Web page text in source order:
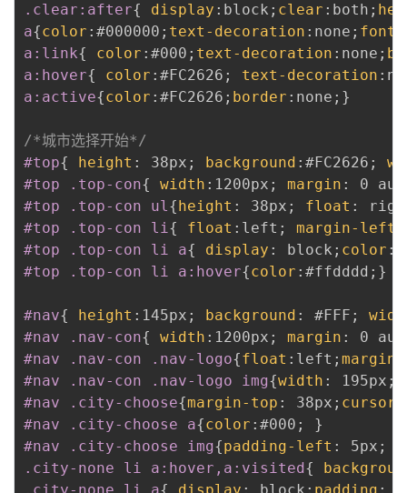
.clear:after{ display : block ; clear : both ;
a{color : #000000 ; text-decoration : none ;
a:link{ color : #000 ; text-decoration : none ;
a:hover{ color : #FC2626 ; text-decoration :
a:active{color : #FC2626 ; border : none ; }
/*城市选择开始*/
#top{ height : 38px ; background : #FC2626 ;
#top .top-con{ width : 1200px ; margin :
0
#top .top-con ul{ height : 38px ; float :
#top .top-con li{ float : left ; margin-left
#top .top-con li a{ display : block ; color :
#top .top-con li a:hover{color : #ffdddd ; }
#nav{ height : 145px ; background : #FFF ;
#nav .nav-con{ width : 1200px ; margin :
0
#nav .nav-con .nav-logo{float : left ;
#nav .nav-con .nav-logo img{width : 195px ;
#nav .city-choose{margin-top : 38px ; cursor
#nav .city-choose a{color : #000 ;
}
#nav .city-choose img{padding-left : 5px ;
.city-none li a:hover,a:visited {